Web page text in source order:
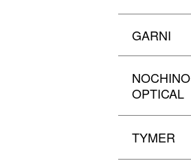
GARNI
NOCHINO
OPTICAL
TYMER